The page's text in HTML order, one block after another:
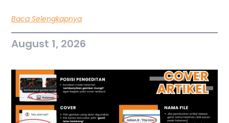
Baca Selengkapnya
August 1, 2026